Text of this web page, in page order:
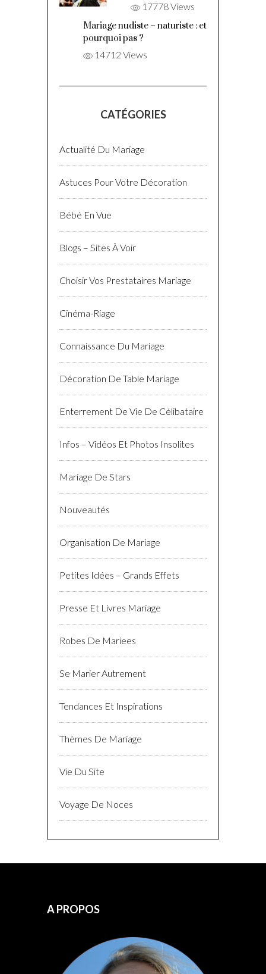
17778 Views
Mariage nudiste – naturiste : et
pourquoi pas ?
14712 Views
CATÉGORIES
Actualité Du Mariage
Astuces Pour Votre Décoration
Bébé En Vue
Blogs – Sites À Voir
Choisir Vos Prestataires Mariage
Cinéma-Riage
Connaissance Du Mariage
Décoration De Table Mariage
Enterrement De Vie De Célibataire
Infos – Vidéos Et Photos Insolites
Mariage De Stars
Nouveautés
Organisation De Mariage
Petites Idées – Grands Effets
Presse Et Livres Mariage
Robes De Mariees
Se Marier Autrement
Tendances Et Inspirations
Thèmes De Mariage
Vie Du Site
Voyage De Noces
A PROPOS